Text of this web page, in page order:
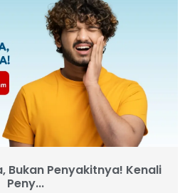
Bukan Penyakitnya! Kenali
Peny...